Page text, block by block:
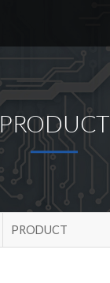
PRODUCT
PRODUCT